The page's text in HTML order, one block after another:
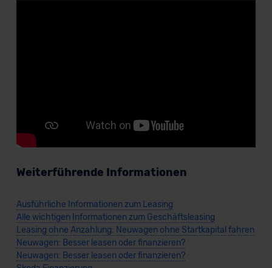
Weiterführende Informationen
Ausführliche Informationen zum Leasing
Alle wichtigen Informationen zum Geschäftsleasing
Leasing ohne Anzahlung: Neuwagen ohne Startkapital fahren
Neuwagen: Besser leasen oder finanzieren?
Neuwagen: Besser leasen oder finanzieren?